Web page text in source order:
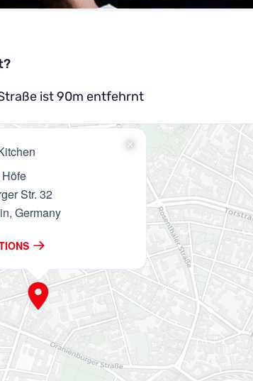
ist 90m entfehrnt
Str. 32
Germany
×